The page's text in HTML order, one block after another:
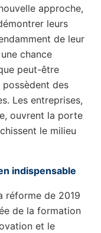
approche,
leurs
de leur
chance
peut-être
des
Les entreprises,
ouvrent la porte
le milieu
indispensable
réforme de 2019
de la formation
et le